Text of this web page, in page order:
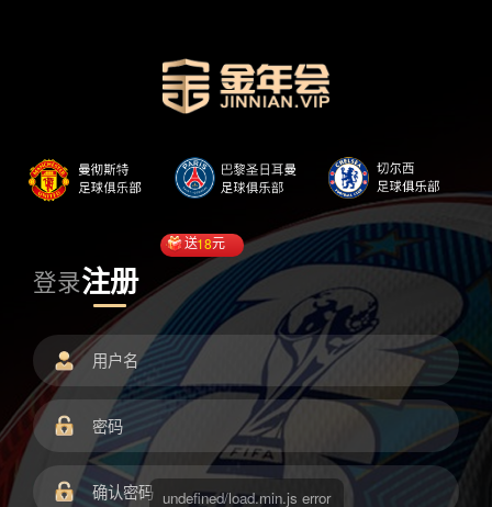
登录注册
送18元